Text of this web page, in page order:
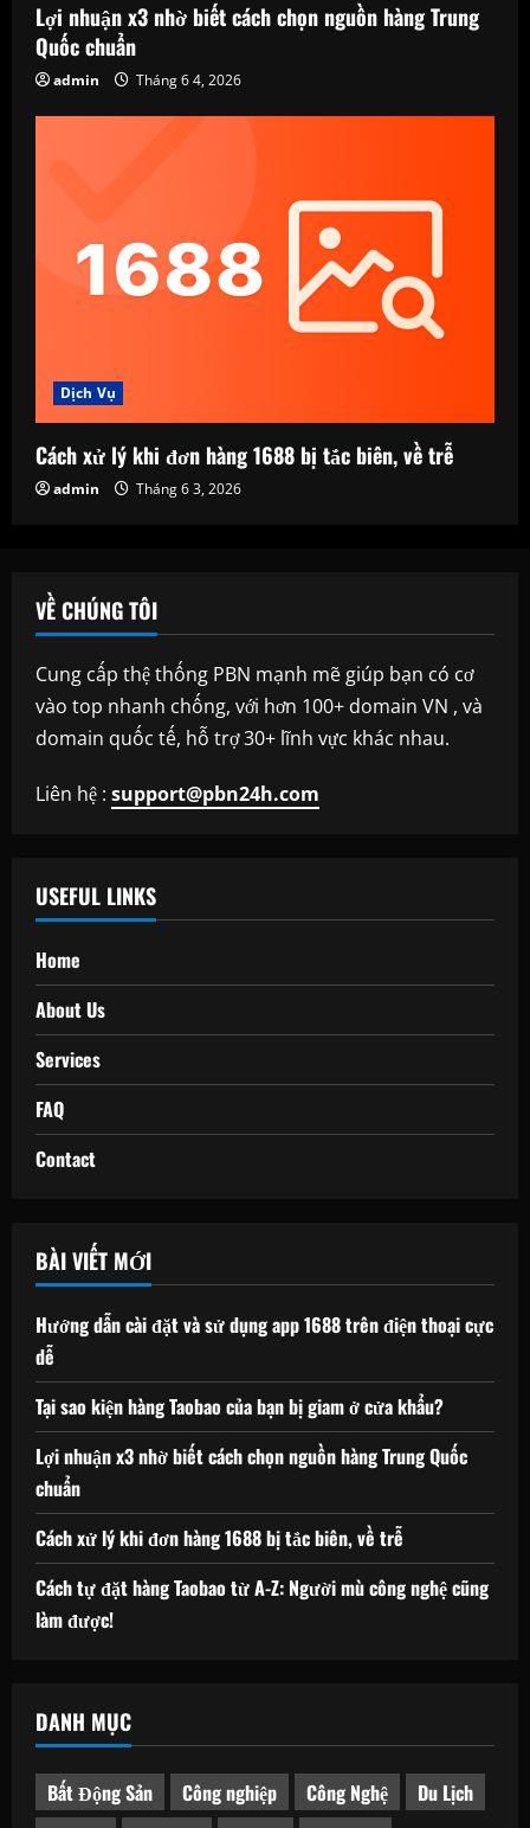
Lợi nhuận x3 nhờ biết cách chọn nguồn hàng Trung
Quốc chuẩn
admin Tháng 6 4, 2026
Dịch Vụ
Cách xử lý khi đơn hàng 1688 bị tắc biên, về trễ
admin Tháng 6 3, 2026
VỀ CHÚNG TÔI
Cung cấp thệ thống PBN mạnh mẽ giúp bạn có cơ
vào top nhanh chống, với hơn 100+ domain VN , và
domain quốc tế, hỗ trợ 30+ lĩnh vực khác nhau.
Liên hệ : support@pbn24h.com
USEFUL LINKS
Home
About Us
Services
FAQ
Contact
BÀI VIẾT MỚI
Hướng dẫn cài đặt và sử dụng app 1688 trên điện thoại cực
dễ
Tại sao kiện hàng Taobao của bạn bị giam ở cửa khẩu?
Lợi nhuận x3 nhờ biết cách chọn nguồn hàng Trung Quốc
chuẩn
Cách xử lý khi đơn hàng 1688 bị tắc biên, về trễ
Cách tự đặt hàng Taobao từ A-Z: Người mù công nghệ cũng
làm được!
DANH MỤC
Bất Động Sản Công nghiệp Công Nghệ
Du Lịch